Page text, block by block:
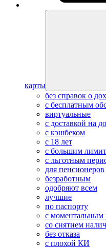
карты
без справок о
с бесплатным
виртуальные
с доставкой на
с кэшбеком
с 18 лет
с большим
с льготным
для пенсионеров
безработным
одобряют всем
лучшие
по паспорту
с моментальным
со снятием
без отказа
с плохой КИ